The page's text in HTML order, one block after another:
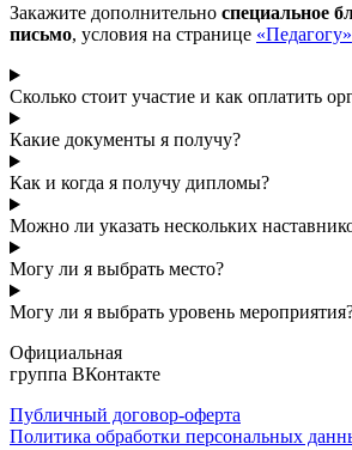
Закажите дополнительно специальное
письмо, условия на странице «Педагогу»
Сколько стоит участие и как оплатить
Какие документы я получу?
Как и когда я получу дипломы?
Можно ли указать нескольких
Могу ли я выбрать место?
Могу ли я выбрать уровень
Официальная
группа ВКонтакте
Публичный договор-оферта
Политика обработки персональных